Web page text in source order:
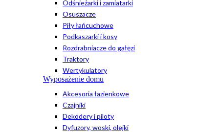
Odśnieżarki i zamiatarki
Osuszacze
Piły łańcuchowe
Podkaszarki i kosy
Rozdrabniacze do gałęzi
Traktory
Wertykulatory
Wyposażenie domu
Akcesoria łazienkowe
Czajniki
Dekodery i piloty
Dyfuzory, woski, olejki